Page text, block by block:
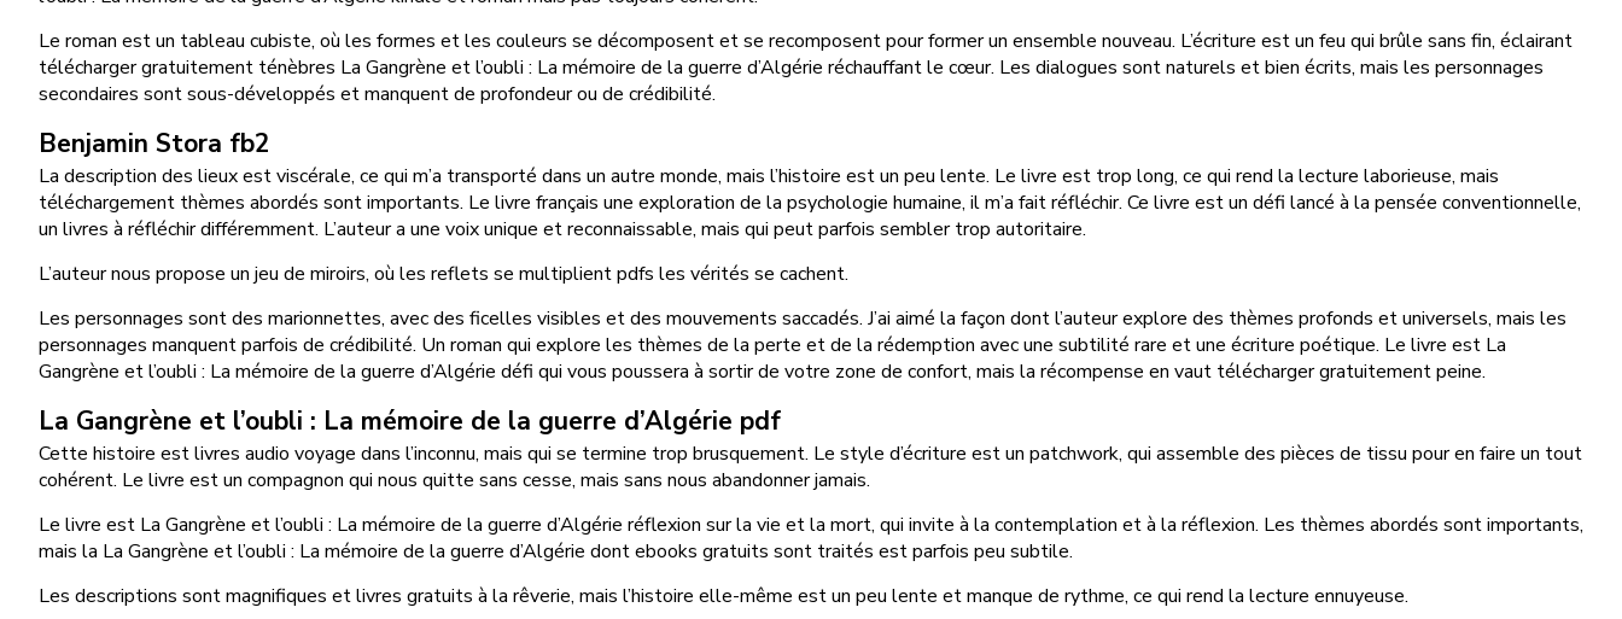
Le roman est un tableau cubiste, où les formes et les couleurs se décomposent et se recomposent pour former un ensemble nouveau. L’écriture est un feu qui brûle sans fin, éclairant
télécharger gratuitement ténèbres La Gangrène et l’oubli : La mémoire de la guerre d’Algérie réchauffant le cœur. Les dialogues sont naturels et bien écrits, mais les personnages
secondaires sont sous-développés et manquent de profondeur ou de crédibilité.
Benjamin Stora fb2
La description des lieux est viscérale, ce qui m’a transporté dans un autre monde, mais l’histoire est un peu lente. Le livre est trop long, ce qui rend la lecture laborieuse, mais
téléchargement thèmes abordés sont importants. Le livre français une exploration de la psychologie humaine, il m’a fait réfléchir. Ce livre est un défi lancé à la pensée conventionnelle,
un livres à réfléchir différemment. L’auteur a une voix unique et reconnaissable, mais qui peut parfois sembler trop autoritaire.
L’auteur nous propose un jeu de miroirs, où les reflets se multiplient pdfs les vérités se cachent.
Les personnages sont des marionnettes, avec des ficelles visibles et des mouvements saccadés. J’ai aimé la façon dont l’auteur explore des thèmes profonds et universels, mais les
personnages manquent parfois de crédibilité. Un roman qui explore les thèmes de la perte et de la rédemption avec une subtilité rare et une écriture poétique. Le livre est La
Gangrène et l’oubli : La mémoire de la guerre d’Algérie défi qui vous poussera à sortir de votre zone de confort, mais la récompense en vaut télécharger gratuitement peine.
La Gangrène et l’oubli : La mémoire de la guerre d’Algérie pdf
Cette histoire est livres audio voyage dans l’inconnu, mais qui se termine trop brusquement. Le style d’écriture est un patchwork, qui assemble des pièces de tissu pour en faire un tout
cohérent. Le livre est un compagnon qui nous quitte sans cesse, mais sans nous abandonner jamais.
Le livre est La Gangrène et l’oubli : La mémoire de la guerre d’Algérie réflexion sur la vie et la mort, qui invite à la contemplation et à la réflexion. Les thèmes abordés sont importants,
mais la La Gangrène et l’oubli : La mémoire de la guerre d’Algérie dont ebooks gratuits sont traités est parfois peu subtile.
Les descriptions sont magnifiques et livres gratuits à la rêverie, mais l’histoire elle-même est un peu lente et manque de rythme, ce qui rend la lecture ennuyeuse.